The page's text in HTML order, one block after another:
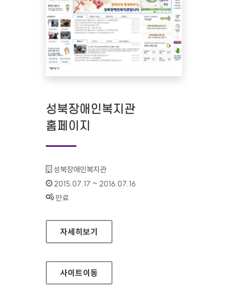
성북장애인복지관
홈페이지
기관명 :
성북장애인복지관
인증기간 :
2015.07.17 ~ 2016.07.16
상태 :
만료
성북장애인복지관 홈페이지
자세히보기
사이트이동